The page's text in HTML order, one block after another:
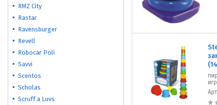
RMZ City
Rastar
Ravensburger
Revell
Robocar Poli
Savvi
Scentos
Scholas
Scruff a Luvs